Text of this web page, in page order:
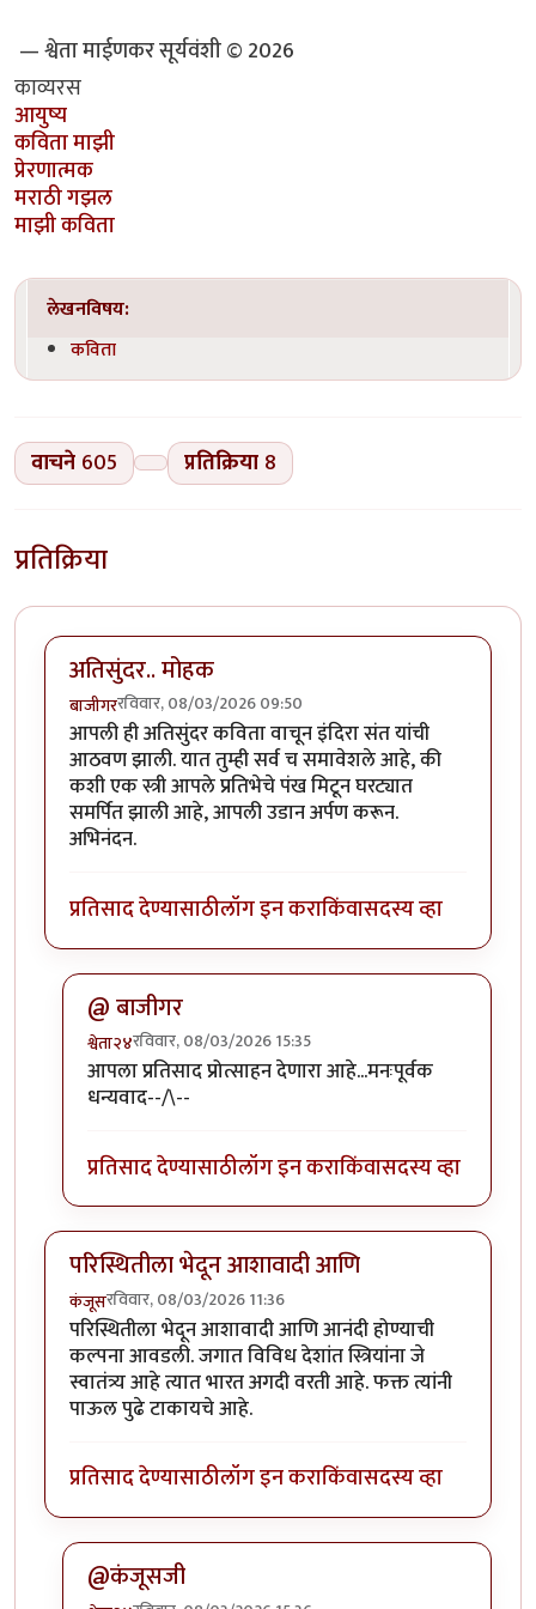
— श्वेता माईणकर सूर्यवंशी © 2026
काव्यरस
आयुष्य
कविता माझी
प्रेरणात्मक
मराठी गझल
माझी कविता
लेखनविषय:
कविता
वाचने 605 प्रतिक्रिया 8
प्रतिक्रिया
अतिसुंदर.. मोहक
बाजीगररविवार, 08/03/2026 09:50
आपली ही अतिसुंदर कविता वाचून इंदिरा संत यांची
आठवण झाली. यात तुम्ही सर्व च समावेशले आहे, की
कशी एक स्त्री आपले प्रतिभेचे पंख मिटून घरट्यात
समर्पित झाली आहे, आपली उडान अर्पण करून.
अभिनंदन.
प्रतिसाद देण्यासाठीलॉग इन कराकिंवासदस्य व्हा
@ बाजीगर
श्वेता२४रविवार, 08/03/2026 15:35
In reply toअतिसुंदर.. मोहकbyबाजीगर
आपला प्रतिसाद प्रोत्साहन देणारा आहे...मनःपूर्वक
धन्यवाद--/\--
प्रतिसाद देण्यासाठीलॉग इन कराकिंवासदस्य व्हा
परिस्थितीला भेदून आशावादी आणि
कंजूसरविवार, 08/03/2026 11:36
परिस्थितीला भेदून आशावादी आणि आनंदी होण्याची
कल्पना आवडली. जगात विविध देशांत स्त्रियांना जे
स्वातंत्र्य आहे त्यात भारत अगदी वरती आहे. फक्त त्यांनी
पाऊल पुढे टाकायचे आहे.
प्रतिसाद देण्यासाठीलॉग इन कराकिंवासदस्य व्हा
@कंजूसजी